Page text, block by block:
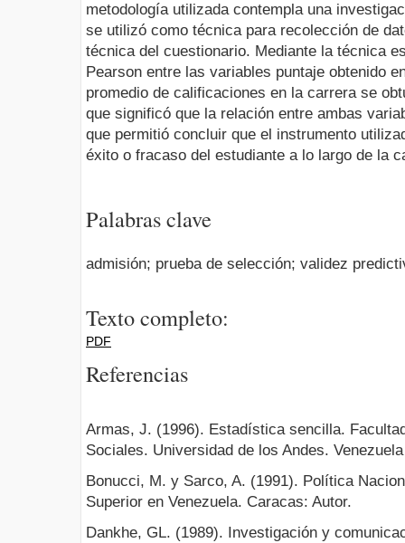
metodología utilizada contempla una
se utilizó como técnica para recolección de
técnica del cuestionario. Mediante la técnica
Pearson entre las variables puntaje obtenido
promedio de calificaciones en la carrera se
que significó que la relación entre ambas
que permitió concluir que el instrumento
éxito o fracaso del estudiante a lo largo de la
Palabras clave
admisión; prueba de selección; validez
Texto completo:
PDF
Referencias
Armas, J. (1996). Estadística sencilla.
Sociales. Universidad de los Andes. Venezuela
Bonucci, M. y Sarco, A. (1991). Política
Superior en Venezuela. Caracas: Autor.
Dankhe, GL. (1989). Investigación y